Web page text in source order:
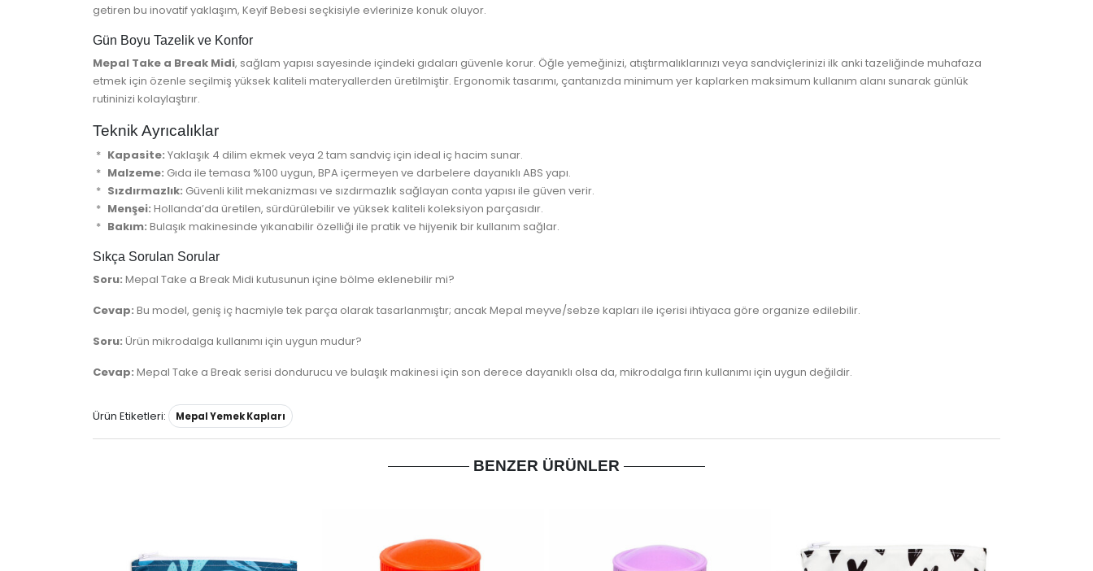
getiren bu inovatif yaklaşım, Keyif Bebesi seçkisiyle evlerinize konuk oluyor.
Gün Boyu Tazelik ve Konfor
Mepal Take a Break Midi, sağlam yapısı sayesinde içindeki gıdaları güvenle korur. Öğle yemeğinizi, atıştırmalıklarınızı veya sandviçlerinizi ilk anki tazeliğinde muhafaza
etmek için özenle seçilmiş yüksek kaliteli materyallerden üretilmiştir. Ergonomik tasarımı, çantanızda minimum yer kaplarken maksimum kullanım alanı sunarak günlük
rutininizi kolaylaştırır.
Teknik Ayrıcalıklar
Kapasite: Yaklaşık 4 dilim ekmek veya 2 tam sandviç için ideal iç hacim sunar.
Malzeme: Gıda ile temasa %100 uygun, BPA içermeyen ve darbelere dayanıklı ABS yapı.
Sızdırmazlık: Güvenli kilit mekanizması ve sızdırmazlık sağlayan conta yapısı ile güven verir.
Menşei: Hollanda’da üretilen, sürdürülebilir ve yüksek kaliteli koleksiyon parçasıdır.
Bakım: Bulaşık makinesinde yıkanabilir özelliği ile pratik ve hijyenik bir kullanım sağlar.
Sıkça Sorulan Sorular
Soru: Mepal Take a Break Midi kutusunun içine bölme eklenebilir mi?
Cevap: Bu model, geniş iç hacmiyle tek parça olarak tasarlanmıştır; ancak Mepal meyve/sebze kapları ile içerisi ihtiyaca göre organize edilebilir.
Soru: Ürün mikrodalga kullanımı için uygun mudur?
Cevap: Mepal Take a Break serisi dondurucu ve bulaşık makinesi için son derece dayanıklı olsa da, mikrodalga fırın kullanımı için uygun değildir.
Ürün Etiketleri: Mepal Yemek Kapları
BENZER ÜRÜNLER